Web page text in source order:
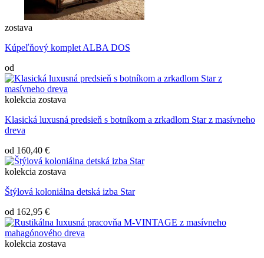
zostava
Kúpeľňový komplet ALBA DOS
od
kolekcia zostava
Klasická luxusná predsieň s botníkom a zrkadlom Star z masívneho
dreva
od 160,40 €
kolekcia zostava
Štýlová koloniálna detská izba Star
od 162,95 €
kolekcia zostava